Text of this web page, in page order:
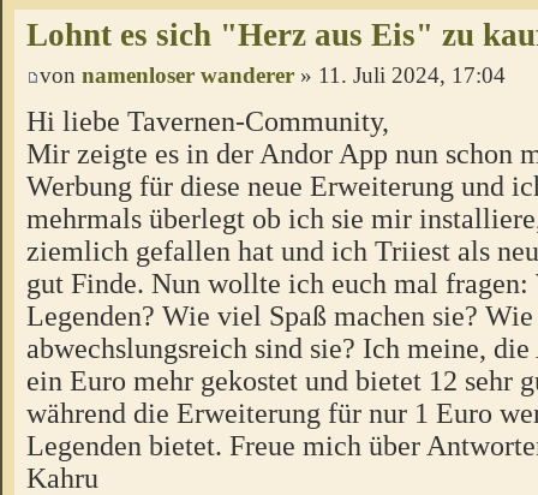
Lohnt es sich "Herz aus Eis" zu
von namenloser wanderer » 11. Juli 2024, 17:04
Hi liebe Tavernen-Community,
Mir zeigte es in der Andor App nun schon
Werbung für diese neue Erweiterung und
mehrmals überlegt ob ich sie mir
ziemlich gefallen hat und ich Triiest als
gut Finde. Nun wollte ich euch mal
Legenden? Wie viel Spaß machen sie? Wie
abwechslungsreich sind sie? Ich meine,
ein Euro mehr gekostet und bietet 12 sehr
während die Erweiterung für nur 1 Euro
Legenden bietet. Freue mich über
Kahru